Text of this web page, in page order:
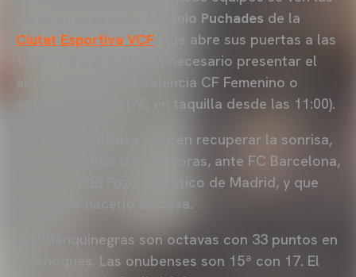
Antonio Puchades de la
Ciutat Esportiva VCF , que abre sus puertas a las
11:00. Para acceder es necesario presentar el
abono 2022.23 del Valencia CF Femenino o
adquirir entrada (7€; en taquilla desde las 11:00).
quieren recuperar la sonrisa,
tras encadenar tres derroras, ante FC Barcelona,
Alhama CF El Pozo y Atlético de Madrid, y que
mejor que hacerlo en casa.
Las blanquinegras son octavas con 33 puntos en
24 choques. Las onubenses son 15ª con 17. El